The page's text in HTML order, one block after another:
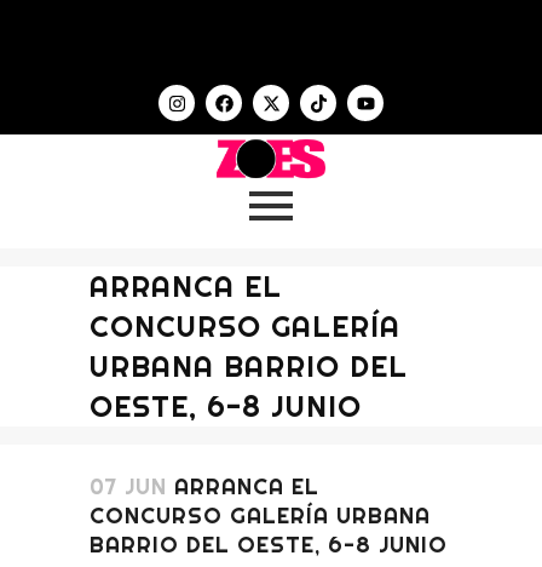
ARRANCA EL
CONCURSO GALERÍA
URBANA BARRIO DEL
OESTE, 6-8 JUNIO
07 JUN ARRANCA EL
CONCURSO GALERÍA URBANA
BARRIO DEL OESTE, 6-8 JUNIO